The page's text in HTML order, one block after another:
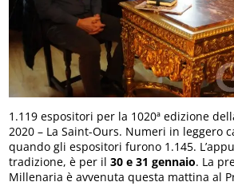
1.119 espositori per la 1020ª edizione
2020 – La Saint-Ours. Numeri in leggero
quando gli espositori furono 1.145.
tradizione, è per il30 e 31 gennaio. La
Millenaria è avvenuta questa mattina al